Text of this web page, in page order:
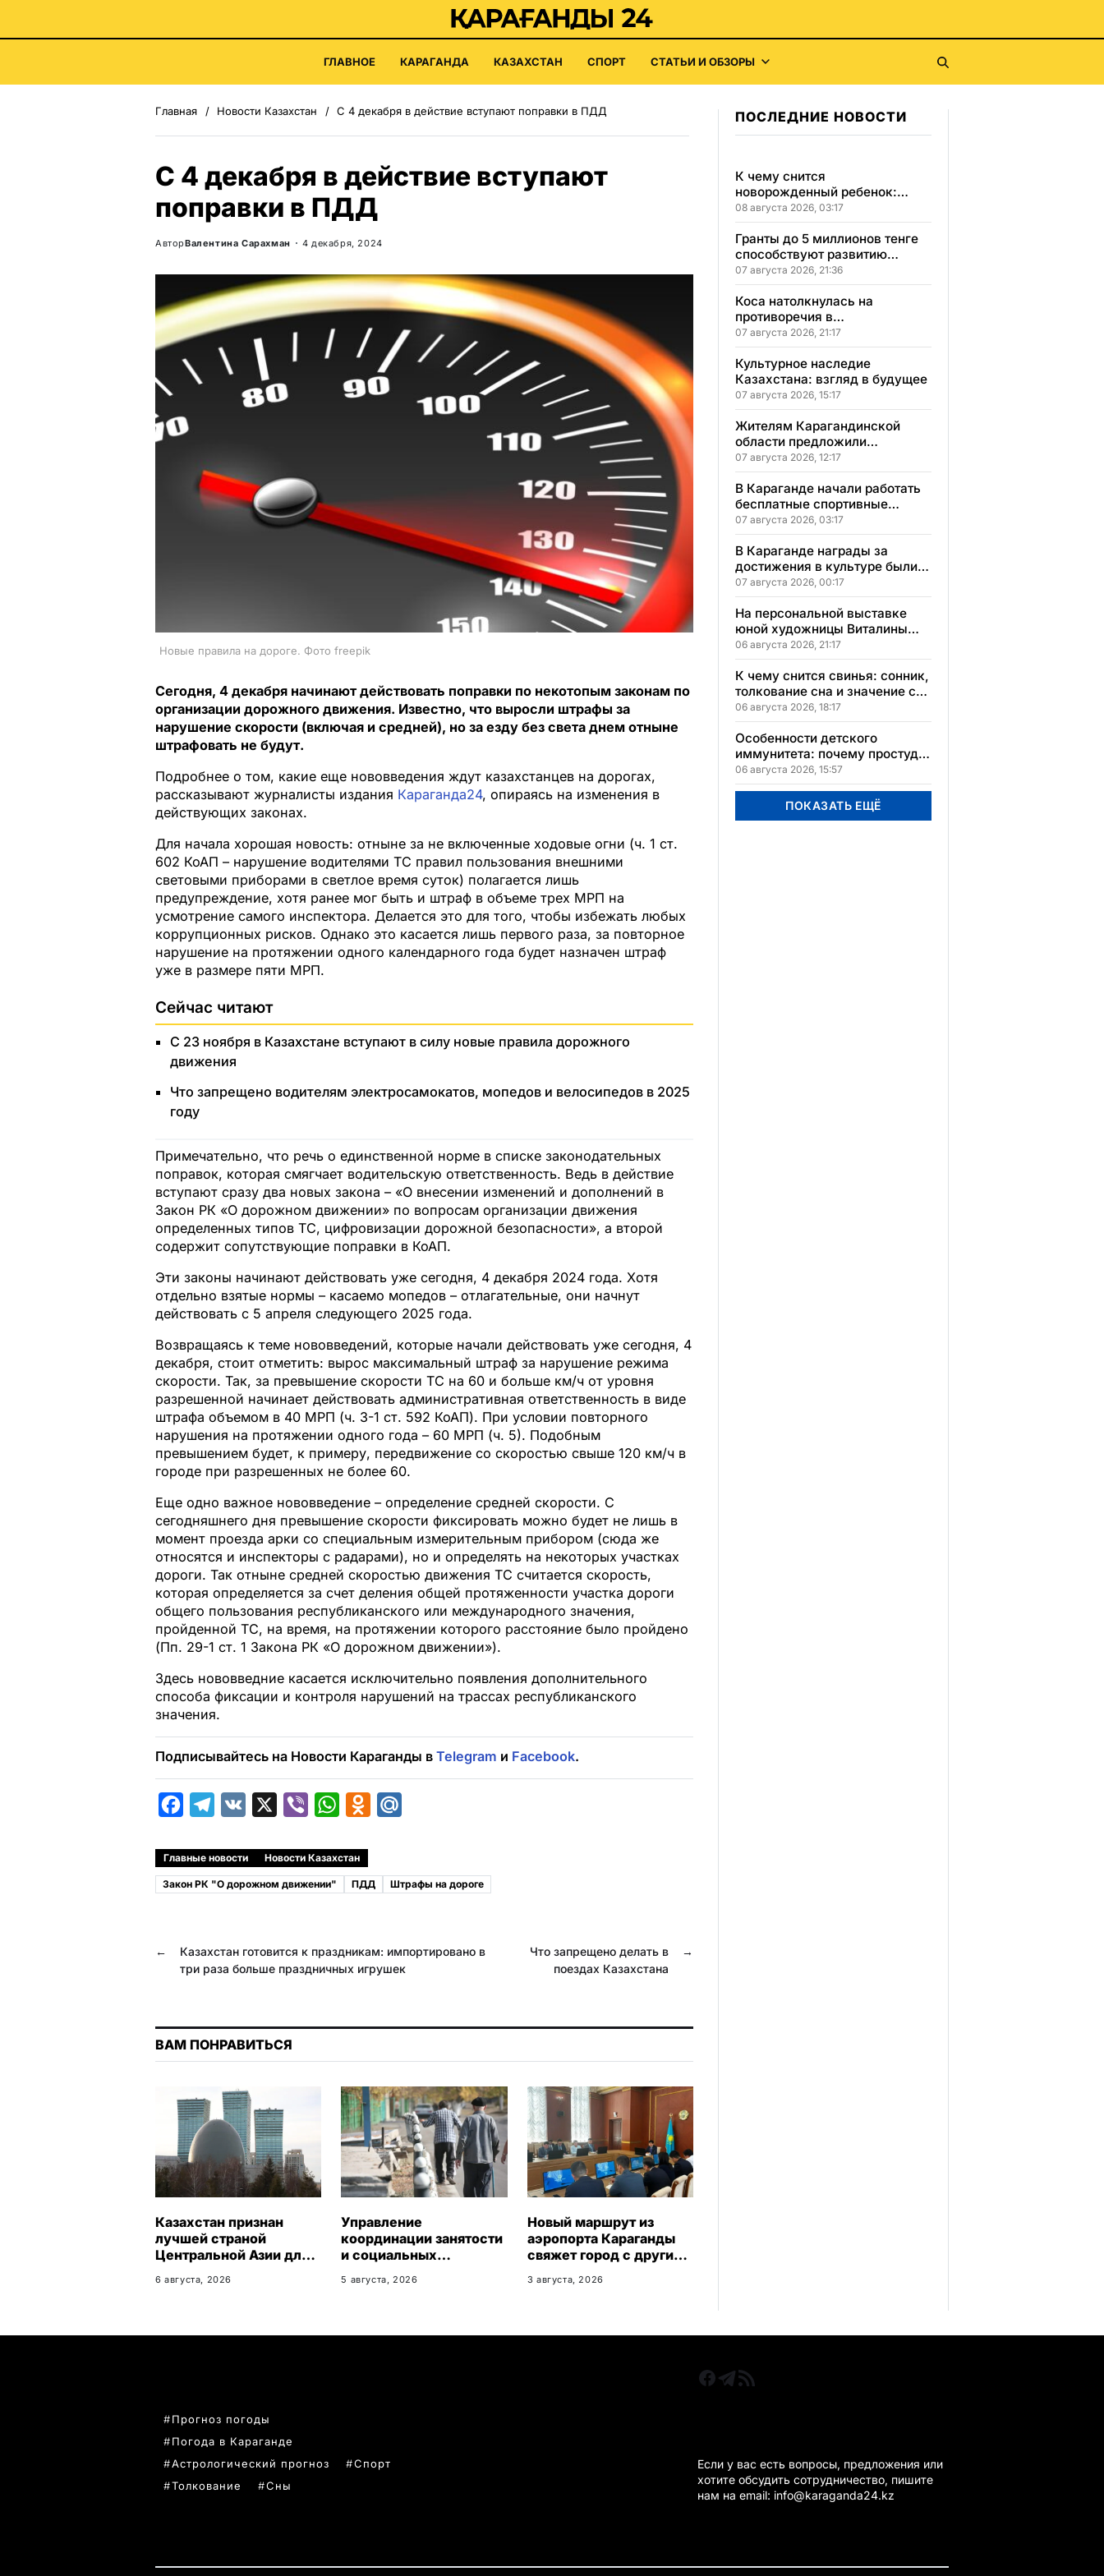
ГЛАВНОЕ КАРАГАНДА КАЗАХСТАН СПОРТ СТАТЬИ И ОБЗОРЫ
Главная Новости Казахстан С 4 декабря в действие вступают поправки в ПДД
С 4 декабря в действие вступают
поправки в ПДД
АвторВалентина Сарахман 4 декабря, 2024
Новые правила на дороге. Фото freepik
Сегодня, 4 декабря начинают действовать поправки по некотопым законам по
организации дорожного движения. Известно, что выросли штрафы за
нарушение скорости (включая и средней), но за езду без света днем отныне
штрафовать не будут.
Подробнее о том, какие еще нововведения ждут казахстанцев на дорогах,
рассказывают журналисты издания Караганда24, опираясь на изменения в
действующих законах.
Для начала хорошая новость: отныне за не включенные ходовые огни (ч. 1 ст.
602 КоАП – нарушение водителями ТС правил пользования внешними
световыми приборами в светлое время суток) полагается лишь
предупреждение, хотя ранее мог быть и штраф в объеме трех МРП на
усмотрение самого инспектора. Делается это для того, чтобы избежать любых
коррупционных рисков. Однако это касается лишь первого раза, за повторное
нарушение на протяжении одного календарного года будет назначен штраф
уже в размере пяти МРП.
Сейчас читают
С 23 ноября в Казахстане вступают в силу новые правила дорожного
движения
Что запрещено водителям электросамокатов, мопедов и велосипедов в 2025
году
Примечательно, что речь о единственной норме в списке законодательных
поправок, которая смягчает водительскую ответственность. Ведь в действие
вступают сразу два новых закона – «О внесении изменений и дополнений в
Закон РК «О дорожном движении» по вопросам организации движения
определенных типов ТС, цифровизации дорожной безопасности», а второй
содержит сопутствующие поправки в КоАП.
Эти законы начинают действовать уже сегодня, 4 декабря 2024 года. Хотя
отдельно взятые нормы – касаемо мопедов – отлагательные, они начнут
действовать с 5 апреля следующего 2025 года.
Возвращаясь к теме нововведений, которые начали действовать уже сегодня, 4
декабря, стоит отметить: вырос максимальный штраф за нарушение режима
скорости. Так, за превышение скорости ТС на 60 и больше км/ч от уровня
разрешенной начинает действовать административная ответственность в виде
штрафа объемом в 40 МРП (ч. 3-1 ст. 592 КоАП). При условии повторного
нарушения на протяжении одного года – 60 МРП (ч. 5). Подобным
превышением будет, к примеру, передвижение со скоростью свыше 120 км/ч в
городе при разрешенных не более 60.
Еще одно важное нововведение – определение средней скорости. С
сегодняшнего дня превышение скорости фиксировать можно будет не лишь в
момент проезда арки со специальным измерительным прибором (сюда же
относятся и инспекторы с радарами), но и определять на некоторых участках
дороги. Так отныне средней скоростью движения ТС считается скорость,
которая определяется за счет деления общей протяженности участка дороги
общего пользования республиканского или международного значения,
пройденной ТС, на время, на протяжении которого расстояние было пройдено
(Пп. 29-1 ст. 1 Закона РК «О дорожном движении»).
Здесь нововведние касается исключительно появления дополнительного
способа фиксации и контроля нарушений на трассах республиканского
значения.
Подписывайтесь на Новости Караганды в Telegram и Facebook.
c
e
o
k
l
e
a
m
b
e
W
a
t
p
p
o
a
s
n
i
l
u
Главные новости Новости Казахстан
Закон РК "О дорожном движении" ПДД Штрафы на дороге
←
Казахстан готовится к праздникам: импортировано в
три раза больше праздничных игрушек
→
Что запрещено делать в
поездах Казахстана
ВАМ ПОНРАВИТЬСЯ
Казахстан признан
лучшей страной
Центральной Азии для
6 августа, 2026
Управление
координации занятости
и социальных
Карагандинской
5 августа, 2026
Новый маршрут из
аэропорта Караганды
свяжет город с другими
3 августа, 2026
ПОСЛЕДНИЕ НОВОСТИ
К чему снится
новорожденный ребенок:
сонник, толкование и
значение сна
08 августа 2026, 03:17
Гранты до 5 миллионов тенге
способствуют развитию
социального бизнеса в
Карагандинской области
07 августа 2026, 21:36
Коса натолкнулась на
противоречия в
Карагандинской области
07 августа 2026, 21:17
Культурное наследие
Казахстана: взгляд в будущее
07 августа 2026, 15:17
Жителям Карагандинской
области предложили
бесплатное обучение с
гарантией трудоустройства
07 августа 2026, 12:17
В Караганде начали работать
бесплатные спортивные
секции для детей с
инвалидностью
07 августа 2026, 03:17
В Караганде награды за
достижения в культуре были
вручены 5 лауреатам
07 августа 2026, 00:17
На персональной выставке
юной художницы Виталины
представлено 156 работ
06 августа 2026, 21:17
К чему снится свинья: сонник,
толкование сна и значение сна
для вашей жизни
06 августа 2026, 18:17
Особенности детского
иммунитета: почему простуды
у детей протекают иначе и как
правильно им помогать
06 августа 2026, 15:57
ПОКАЗАТЬ ЕЩЁ
Прогноз погоды
Погода в Караганде
Астрологический прогноз
Спорт
Толкование
Сны
Если у вас есть вопросы, предложения или
хотите обсудить сотрудничество, пишите
нам на email: info@karaganda24.kz